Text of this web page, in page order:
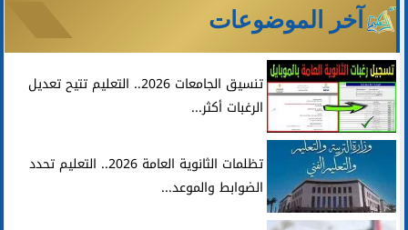
آخر الموضوعات
تنسيق الجامعات 2026.. التعليم تتيح تعديل
الرغبات أكثر...
تظلمات الثانوية العامة 2026.. التعليم تحدد
الضوابط والموعد...